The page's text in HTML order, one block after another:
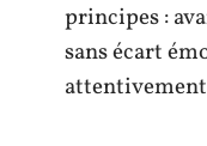
principes :
sans écart